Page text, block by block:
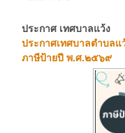
ประกาศ เทศบาลแว้ง
ประกาศเทศบาลตำบลแ
ภาษีป้ายปี พ.ศ.๒๕๖๙